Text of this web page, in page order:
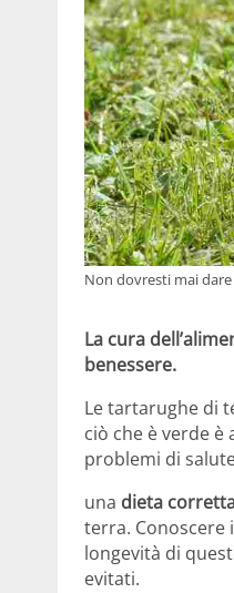
Non dovresti mai
La cura
benessere.
Le tartarughe di
ciò che è verde
problemi di
una dieta
terra. Conoscere
longevità di
evitati.